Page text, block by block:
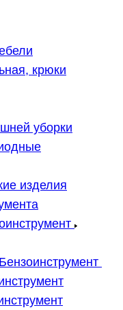
крюки
уборки
изделия